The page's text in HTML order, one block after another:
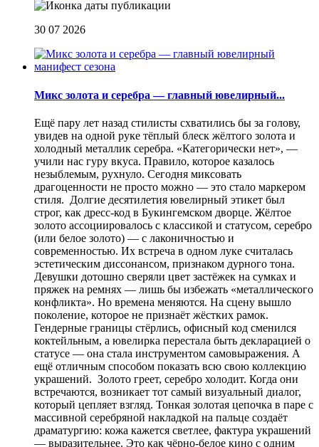
30 07 2026
Микс золота и серебра — главный ювелирный...
Ещё пару лет назад стилисты схватились бы за голову,
увидев на одной руке тёплый блеск жёлтого золота и
холодный металлик серебра. «Категорически нет», —
учили нас гуру вкуса. Правило, которое казалось
незыблемым, рухнуло. Сегодня миксовать
драгоценности не просто можно — это стало маркером
стиля. Долгие десятилетия ювелирный этикет был
строг, как дресс-код в Букингемском дворце. Жёлтое
золото ассоциировалось с классикой и статусом, серебро
(или белое золото) — с лаконичностью и
современностью. Их встреча в одном луке считалась
эстетическим диссонансом, признаком дурного тона.
Девушки дотошно сверяли цвет застёжек на сумках и
пряжек на ремнях — лишь бы избежать «металлического
конфликта». Но времена меняются. На сцену вышло
поколение, которое не признаёт жёстких рамок.
Гендерные границы стёрлись, офисный код сменился
коктейльным, а ювелирка перестала быть декларацией о
статусе — она стала инструментом самовыражения. А
ещё отличным способом показать всю свою коллекцию
украшений. Золото греет, серебро холодит. Когда они
встречаются, возникает тот самый визуальный диалог,
который цепляет взгляд. Тонкая золотая цепочка в паре с
массивной серебряной накладкой на пальце создаёт
драматургию: кожа кажется светлее, фактура украшений
— выразительнее. Это как чёрно-белое кино с одним